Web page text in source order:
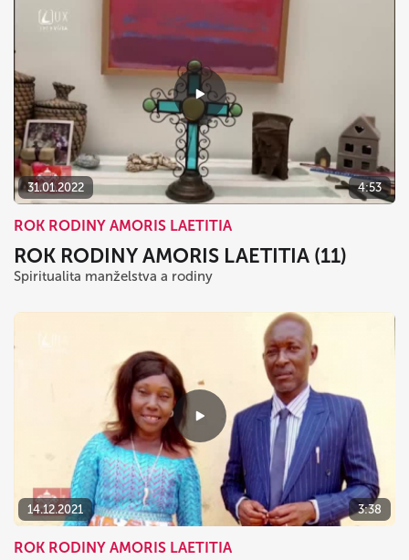
31.01.2022 4:53
ROK RODINY AMORIS LAETITIA
ROK RODINY AMORIS LAETITIA (11)
Spiritualita manželstva a rodiny
14.12.2021 3:38
ROK RODINY AMORIS LAETITIA